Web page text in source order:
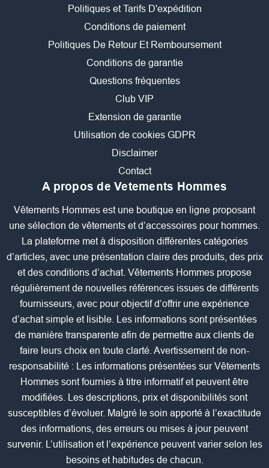
Politiques et Tarifs D'expédition
Conditions de paiement
Politiques De Retour Et Remboursement
Conditions de garantie
Questions fréquentes
Club VIP
Extension de garantie
Utilisation de cookies GDPR
Disclaimer
Contact
A propos de Vetements Hommes
Vêtements Hommes est une boutique en ligne proposant
une sélection de vêtements et d’accessoires pour hommes.
La plateforme met à disposition différentes catégories
d’articles, avec une présentation claire des produits, des prix
et des conditions d’achat. Vêtements Hommes propose
régulièrement de nouvelles références issues de différents
fournisseurs, avec pour objectif d’offrir une expérience
d’achat simple et lisible. Les informations sont présentées
de manière transparente afin de permettre aux clients de
faire leurs choix en toute clarté. Avertissement de non-
responsabilité : Les informations présentées sur Vêtements
Hommes sont fournies à titre informatif et peuvent être
modifiées. Les descriptions, prix et disponibilités sont
susceptibles d’évoluer. Malgré le soin apporté à l’exactitude
des informations, des erreurs ou mises à jour peuvent
survenir. L’utilisation et l’expérience peuvent varier selon les
besoins et habitudes de chacun.